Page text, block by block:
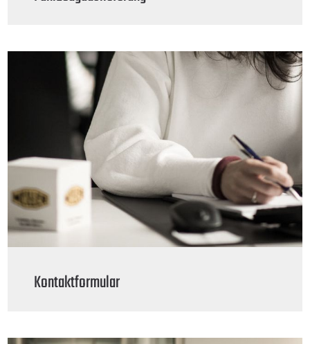
Kontaktformular